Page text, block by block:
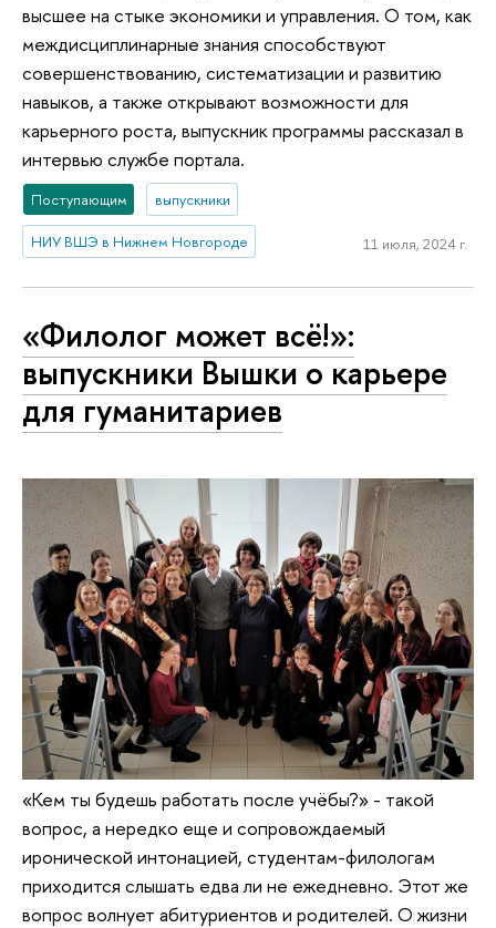
высшее на стыке экономики и управления. О том, как
междисциплинарные знания способствуют
совершенствованию, систематизации и развитию
навыков, а также открывают возможности для
карьерного роста, выпускник программы рассказал в
интервью службе портала.
Поступающим выпускники
НИУ ВШЭ в Нижнем Новгороде 11 июля, 2024 г.
«Филолог может всё!»:
выпускники Вышки о карьере
для гуманитариев
«Кем ты будешь работать после учёбы?» - такой
вопрос, а нередко еще и сопровождаемый
иронической интонацией, студентам-филологам
приходится слышать едва ли не ежедневно. Этот же
вопрос волнует абитуриентов и родителей. О жизни